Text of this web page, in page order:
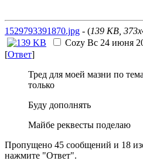
1529793391870.jpg - (139 KB,
Cozy Вс 24 июня
[Ответ]
Тред для моей мазни по
только
Буду дополнять
Майбе реквесты поделаю
Пропущено 45 сообщений и 18
нажмите "Ответ".